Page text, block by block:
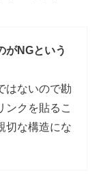
がNGという
はないので勘
ンクを貼るこ
切な構造にな